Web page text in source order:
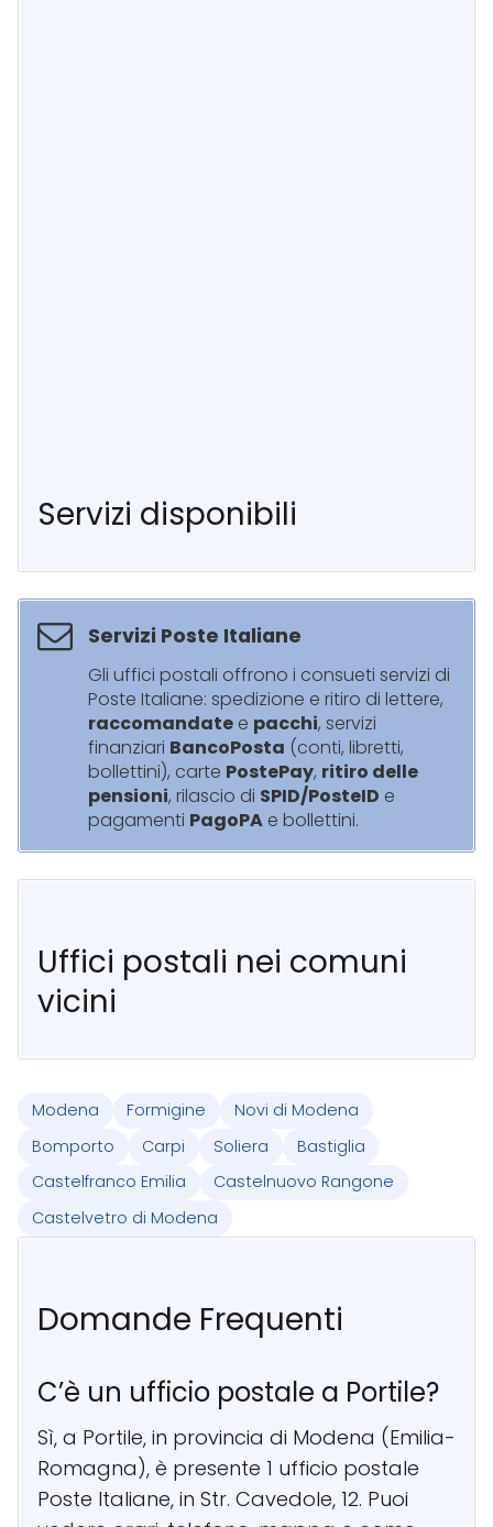
Servizi disponibili
Servizi Poste Italiane
Gli uffici postali offrono i consueti servizi di
Poste Italiane: spedizione e ritiro di lettere,
raccomandate e pacchi, servizi
finanziari BancoPosta (conti, libretti,
bollettini), carte PostePay, ritiro delle
pensioni, rilascio di SPID/PosteID e
pagamenti PagoPA e bollettini.
Uffici postali nei comuni
vicini
Modena Formigine
Novi di Modena
Bomporto
Carpi Soliera
Bastiglia
Castelfranco Emilia
Castelnuovo Rangone
Castelvetro di Modena
Domande Frequenti
C’è un ufficio postale a Portile?
Sì, a Portile, in provincia di Modena (Emilia-
Romagna), è presente 1 ufficio postale
Poste Italiane, in Str. Cavedole, 12. Puoi